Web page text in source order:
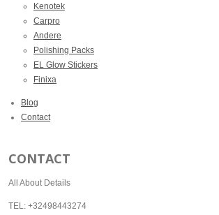
Kenotek
Carpro
Andere
Polishing Packs
EL Glow Stickers
Finixa
Blog
Contact
CONTACT
All About Details
TEL: +32498443274